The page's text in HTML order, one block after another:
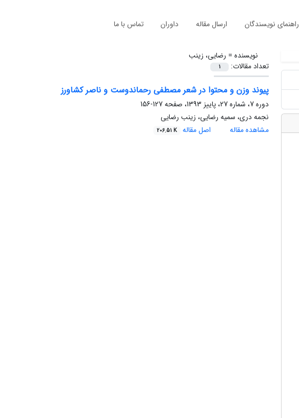
راهنمای نویسندگان ارسال مقاله داوران تماس با ما
نویسنده = رضایی، زینب
تعداد مقالات:
1
پیوند وزن و محتوا در شعر مصطفی رحماندوست و ناصر کشاورز
دوره 7، شماره 27، پاییز 1393، صفحه
127-156
نجمه دری، سمیه رضایی، زینب رضایی
مشاهده مقاله
اصل مقاله 206.51 K